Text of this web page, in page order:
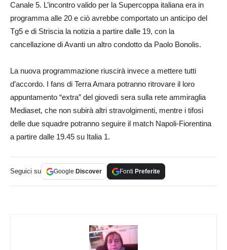
Canale 5. L’incontro valido per la Supercoppa italiana era in
programma alle 20 e ciò avrebbe comportato un anticipo del
Tg5 e di Striscia la notizia a partire dalle 19, con la
cancellazione di Avanti un altro condotto da Paolo Bonolis.
La nuova programmazione riuscirà invece a mettere tutti
d’accordo. I fans di Terra Amara potranno ritrovare il loro
appuntamento “extra” del giovedì sera sulla rete ammiraglia
Mediaset, che non subirà altri stravolgimenti, mentre i tifosi
delle due squadre potranno seguire il match Napoli-Fiorentina
a partire dalle 19.45 su Italia 1.
Seguici su Google Discover Fonti Preferite